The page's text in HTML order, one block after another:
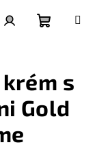
košík
s
Gold